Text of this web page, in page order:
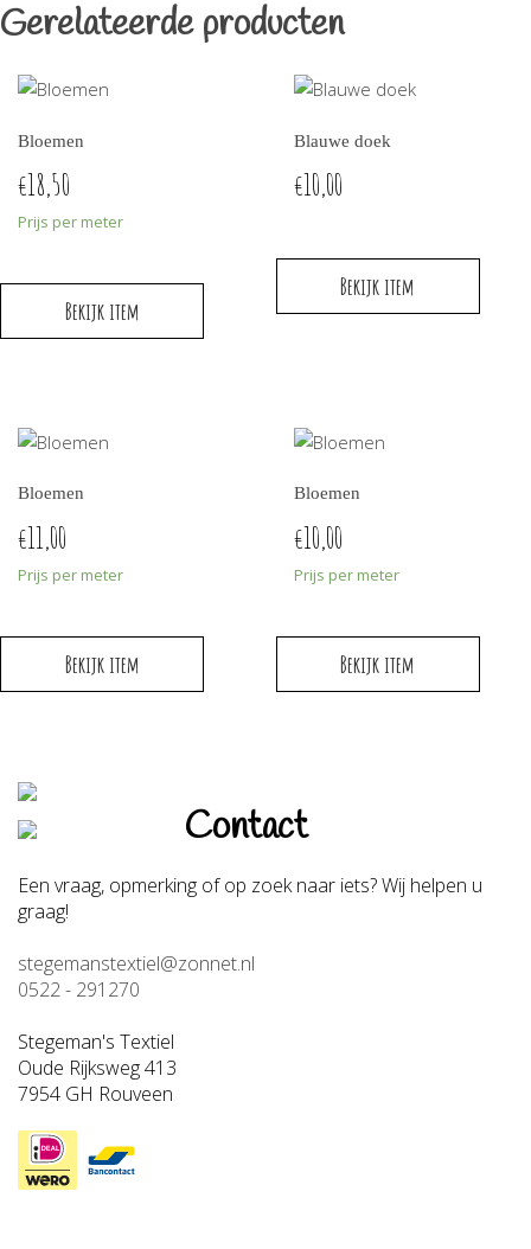
Gerelateerde producten
Bloemen
€18,50
Prijs per meter
Bekijk item
Blauwe doek
€10,00
Bekijk item
Bloemen
€11,00
Prijs per meter
Bekijk item
Bloemen
€10,00
Prijs per meter
Bekijk item
Contact
Een vraag, opmerking of op zoek naar iets? Wij helpen u
graag!
stegemanstextiel@zonnet.nl
0522 - 291270
Stegeman's Textiel
Oude Rijksweg 413
7954 GH Rouveen